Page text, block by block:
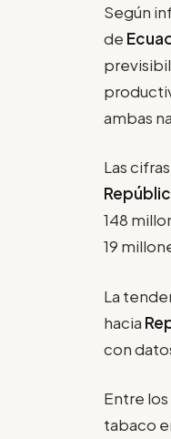
Según
de
ambas
Las
148
19
La
hacia
con
Entre
tabaco